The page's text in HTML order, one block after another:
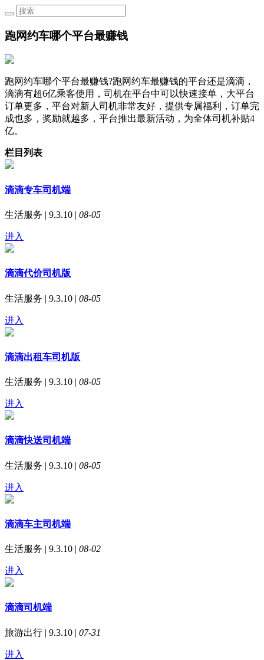
跑网约车哪个平台最赚钱
跑网约车哪个平台最赚钱?跑网约车最赚钱的平台还是滴滴，
滴滴有超6亿乘客使用，司机在平台中可以快速接单，大平台
订单更多，平台对新人司机非常友好，提供专属福利，订单完
成也多，奖励就越多，平台推出最新活动，为全体司机补贴4
亿。
栏目列表
滴滴专车司机端
生活服务 | 9.3.10 | 08-05
进入
滴滴代价司机版
生活服务 | 9.3.10 | 08-05
进入
滴滴出租车司机版
生活服务 | 9.3.10 | 08-05
进入
滴滴快送司机端
生活服务 | 9.3.10 | 08-05
进入
滴滴车主司机端
生活服务 | 9.3.10 | 08-02
进入
滴滴司机端
旅游出行 | 9.3.10 | 07-31
进入